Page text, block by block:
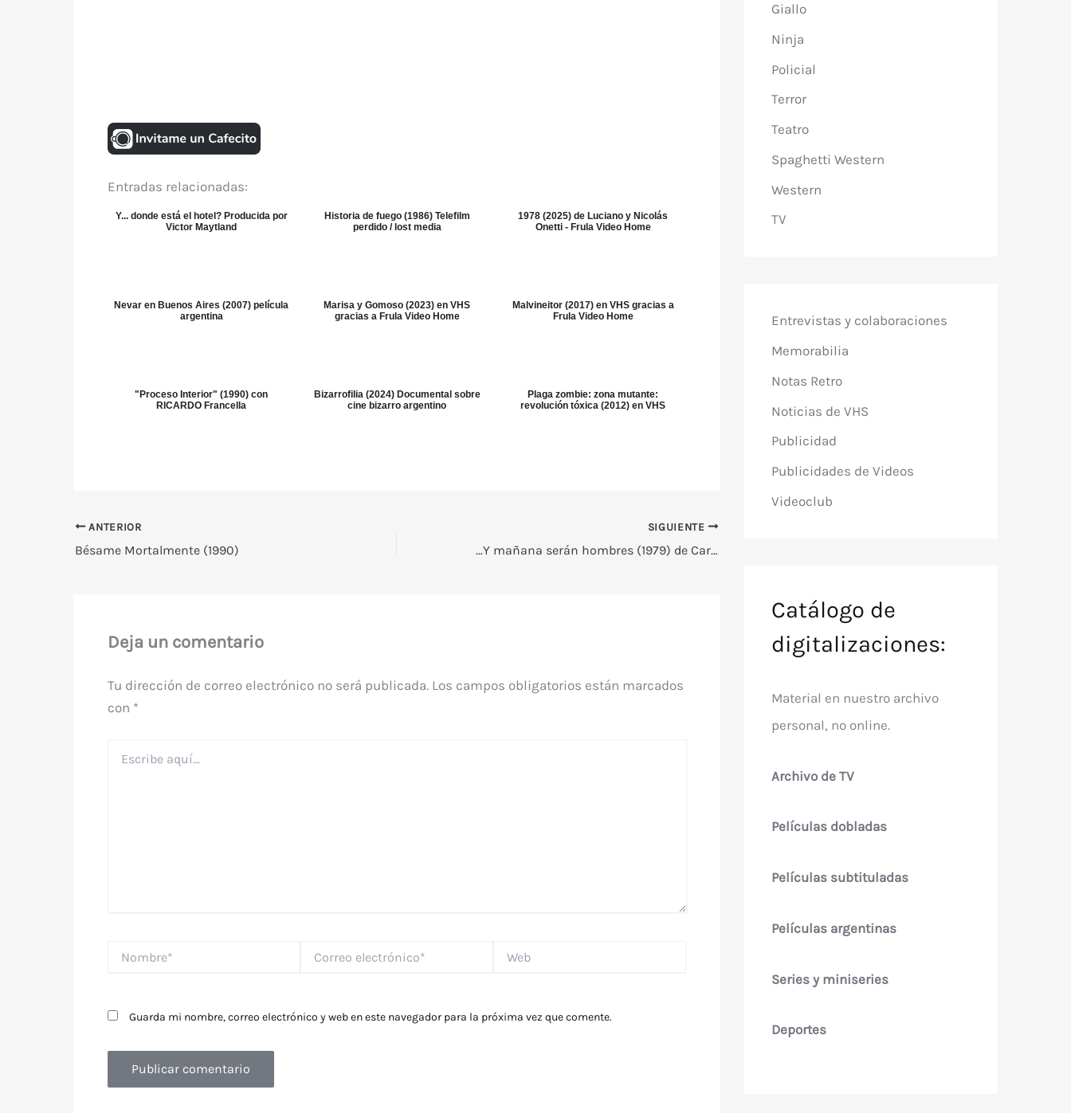
Entradas relacionadas:
Y... donde está el hotel? Producida por
Victor Maytland
Historia de fuego (1986) Telefilm
perdido / lost media
1978 (2025) de Luciano y Nicolás
Onetti - Frula Video Home
Nevar en Buenos Aires (2007) película
argentina
Marisa y Gomoso (2023) en VHS
gracias a Frula Video Home
Malvineitor (2017) en VHS gracias a
Frula Video Home
"Proceso Interior" (1990) con
RICARDO Francella
Bizarrofilia (2024) Documental sobre
cine bizarro argentino
Plaga zombie: zona mutante:
revolución tóxica (2012) en VHS
ANTERIOR
Bésame Mortalmente (1990)
SIGUIENTE
…Y mañana serán hombres (1979) de Carlos Borcosque Jr.
Deja un comentario
Tu dirección de correo electrónico no será publicada. Los campos obligatorios están marcados
con *
aquí...
electrónico*
Guarda mi nombre, correo electrónico y web en este navegador para la próxima vez que comente.
Giallo
Ninja
Policial
Terror
Teatro
Spaghetti Western
Western
TV
Entrevistas y colaboraciones
Memorabilia
Notas Retro
Noticias de VHS
Publicidad
Publicidades de Videos
Videoclub
Catálogo de
digitalizaciones:
Material en nuestro archivo
personal, no online.
Archivo de TV
Películas dobladas
Películas subtituladas
Películas argentinas
Series y miniseries
Deportes